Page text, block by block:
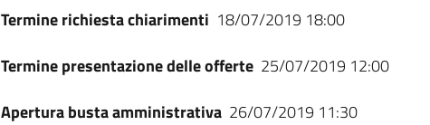
Termine richiesta chiarimenti 18/07/2019 18:00
Termine presentazione delle offerte 25/07/2019 12:00
Apertura busta amministrativa 26/07/2019 11:30